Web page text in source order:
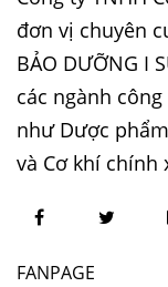
đơn vị chuyên
BẢO DƯỠNG I
các ngành
như Dược
và Cơ khí chính
FANPAGE